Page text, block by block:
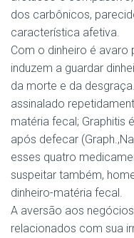
dos carbônicos,
característica afetiva.
Com o dinheiro é
induzem a guardar
da morte e da
assinalado
matéria fecal; Graphitis
após defecar
esses quatro
suspeitar também,
dinheiro-matéria fecal.
A aversão aos
relacionados com sua